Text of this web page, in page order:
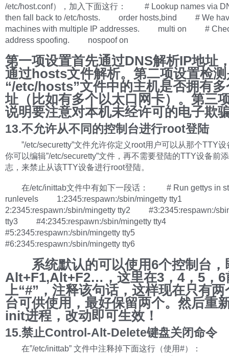
/etc/host.conf），加入下面这行： # Lookup names via
then fall back to /etc/hosts. order hosts,bind # We
machines with multiple IP addresses. multi on #
address spoofing. nospoof on
第一项设置首先通过DNS解析IP地址
通过hosts文件解析。第二项设置检
“/etc/hosts”文件中的主机是否拥有多
址（比如有多个以太口网卡）。第三
说明要注意对本机未经许可的电子欺
13.不允许从不同的控制台进行root登陆
”/etc/securetty”文件允许你定义root用户可以从那个TTY设
你可以编辑”/etc/securetty”文件，再不需要登陆的TTY设备前添
志，来禁止从该TTY设备进行root登陆。
在/etc/inittab文件中有如下一段话： # Run gettys in
runlevels 1:2345:respawn:/sbin/mingetty tty1
2:2345:respawn:/sbin/mingetty tty2 #3:2345:respawn:/
tty3 #4:2345:respawn:/sbin/mingetty tty4
#5:2345:respawn:/sbin/mingetty tty5
#6:2345:respawn:/sbin/mingetty tty6
系统默认的可以使用6个控制台，
Alt+F1,Alt+F2…，这里在3，4，5，6
上“#”，注释该句话，这样现在只有两
台可供使用，最好保留两个。然后重
init进程，改动即可生效！
15.禁止Control-Alt-Delete键盘关闭命令
在”/etc/inittab” 文件中注释掉下面这行（使用#）：